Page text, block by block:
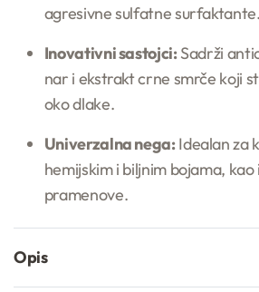
agresivne sulfatne surfaktante.
Inovativni sastojci:Sadrži
nar i ekstrakt crne smrče koji
oko dlake.
Univerzalna nega:Idealan za
hemijskim i biljnim bojama, kao
pramenove.
Opis